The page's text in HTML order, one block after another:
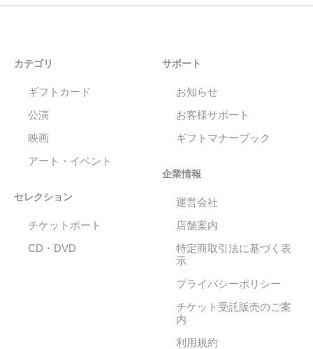
カテゴリ
ギフトカード
公演
映画
アート・イベント
セレクション
チケットポート
CD・DVD
サポート
お知らせ
お客様サポート
ギフトマナーブック
企業情報
運営会社
店舗案内
特定商取引法に基づく表
示
プライバシーポリシー
チケット受託販売のご案
内
利用規約